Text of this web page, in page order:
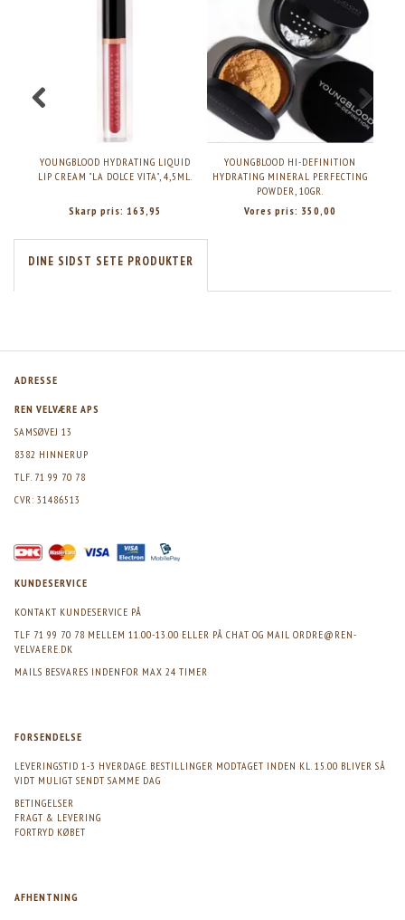
YOUNGBLOOD HYDRATING LIQUID
LIP CREAM "LA DOLCE VITA", 4,5ML.
Skarp pris: 163,95
YOUNGBLOOD HI-DEFINITION
HYDRATING MINERAL PERFECTING
POWDER, 10GR.
Vores pris: 350,00
DINE SIDST SETE PRODUKTER
ADRESSE
REN VELVÆRE APS
SAMSØVEJ 13
8382 HINNERUP
TLF. 71 99 70 78
CVR: 31486513
KUNDESERVICE
KONTAKT KUNDESERVICE PÅ
TLF 71 99 70 78 MELLEM 11.00-13.00 ELLER PÅ CHAT OG MAIL ORDRE@REN-
VELVAERE.DK
MAILS BESVARES INDENFOR MAX 24 TIMER
FORSENDELSE
LEVERINGSTID 1-3 HVERDAGE. BESTILLINGER MODTAGET INDEN KL. 15.00 BLIVER SÅ
VIDT MULIGT SENDT SAMME DAG
BETINGELSER
FRAGT & LEVERING
FORTRYD KØBET
AFHENTNING